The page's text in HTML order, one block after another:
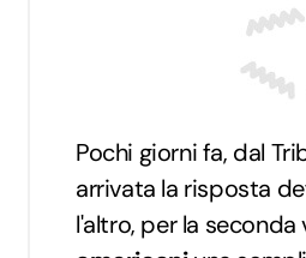
Pochi giorni fa, dal
arrivata la risposta
l'altro, per la